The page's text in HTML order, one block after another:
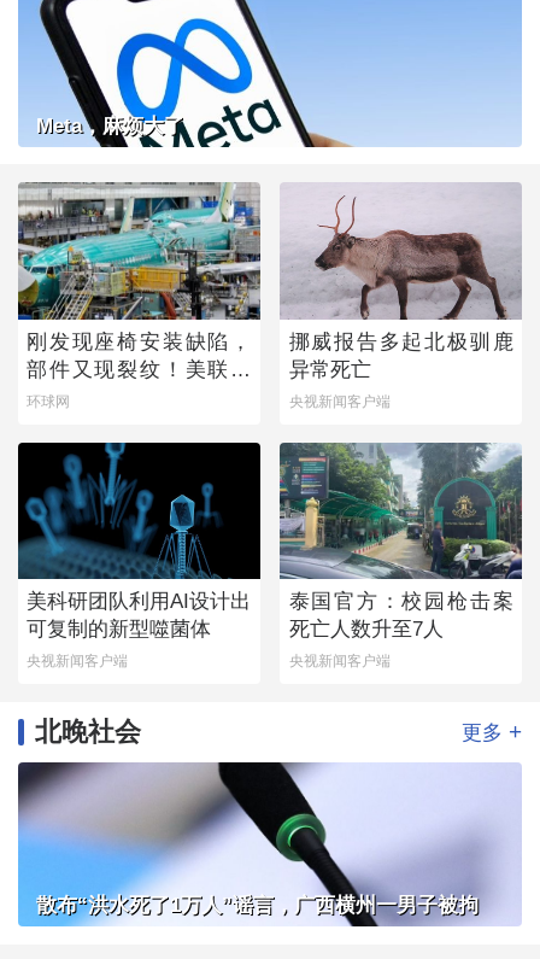
Meta，麻烦大了
刚发现座椅安装缺陷，
部件又现裂纹！美联邦
航空局下令：排查
环球网
挪威报告多起北极驯鹿
异常死亡
央视新闻客户端
美科研团队利用AI设计出
可复制的新型噬菌体
央视新闻客户端
泰国官方：校园枪击案
死亡人数升至7人
央视新闻客户端
北晚社会 更多 +
散布“洪水死了1万人”谣言，广西横州一男子被拘